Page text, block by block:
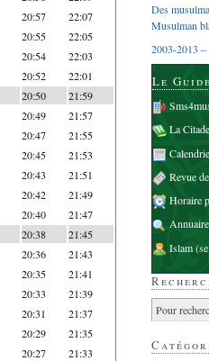
20:57 22:07
20:55 22:05
20:54 22:03
20:52 22:01
20:50 21:59
20:49 21:57
20:47 21:55
20:45 21:53
20:43 21:51
20:42 21:49
20:40 21:47
20:38 21:45
20:36 21:43
20:35 21:41
20:33 21:39
20:31 21:37
20:29 21:35
20:27 21:33
Des
Musulman
2003-2013 –
Le
La
Revue
Horaire
Islam